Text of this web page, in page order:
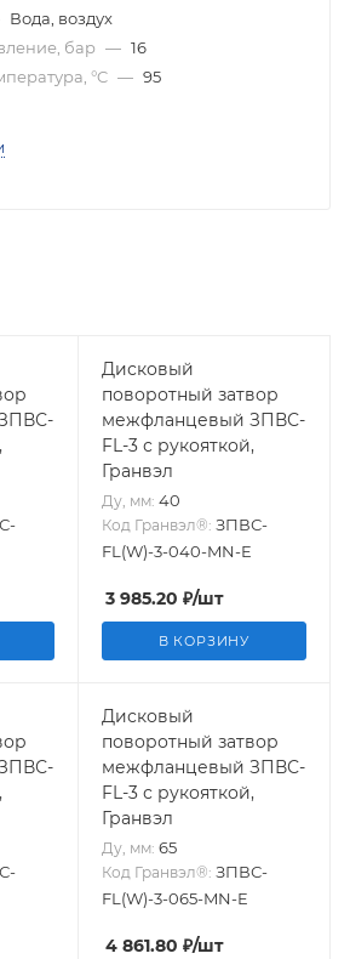
Вода, воздух
бар — 16
°C — 95
Дисковый
поворотный затвор
межфланцевый ЗПВС-
FL-3 с рукояткой,
Гранвэл
Ду, мм: 40
Код Гранвэл®: ЗПВС-
FL(W)-3-040-MN-E
3 985.20 ₽/шт
В КОРЗИНУ
Дисковый
поворотный затвор
межфланцевый ЗПВС-
FL-3 с рукояткой,
Гранвэл
Ду, мм: 65
Код Гранвэл®: ЗПВС-
FL(W)-3-065-MN-E
4 861.80 ₽/шт